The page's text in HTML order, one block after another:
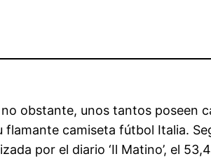
obstante, unos tantos poseen
camiseta fútbol Italia.
por el diario ‘Il Matino’, el